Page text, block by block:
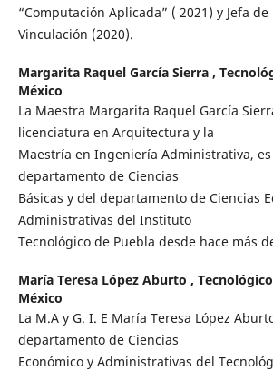
“Computación Aplicada” ( 2021) y Jefa
Vinculación (2020).
Margarita Raquel García Sierra ,
México
La Maestra Margarita Raquel García
licenciatura en Arquitectura y la
Maestría en Ingeniería Administrativa,
departamento de Ciencias
Básicas y del departamento de Ciencias
Administrativas del Instituto
Tecnológico de Puebla desde hace más
María Teresa López Aburto ,
México
La M.A y G. I. E María Teresa López
departamento de Ciencias
Económico y Administrativas del